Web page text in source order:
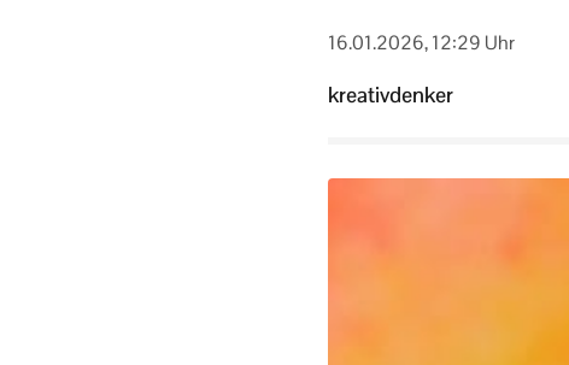
16.01.2026, 12:29 Uhr
kreativdenker